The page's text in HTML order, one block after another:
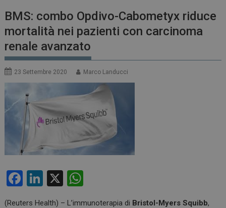
BMS: combo Opdivo-Cabometyx riduce
mortalità nei pazienti con carcinoma
renale avanzato
23 Settembre 2020 Marco Landucci
F
Li X
(Reuters Health) – L’immunoterapia di Bristol-Myers Squibb,